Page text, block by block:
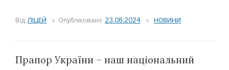
Від ЛІЦЕЙ Опубліковано 23.08.2024 НОВИНИ
Прапор України – наш національний